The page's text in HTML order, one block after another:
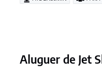
Aluguer de Jet